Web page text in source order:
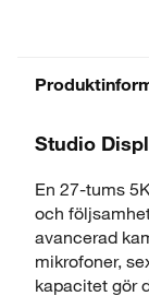
Studio
En 27-tums
och
avancerad
mikrofoner,
kapacitet gör